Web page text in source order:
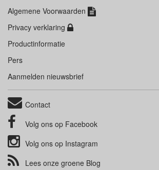
Algemene Voorwaarden
Privacy verklaring
Productinformatie
Pers
Aanmelden nieuwsbrief
Contact
Volg ons op Facebook
Volg ons op Instagram
Lees onze groene Blog